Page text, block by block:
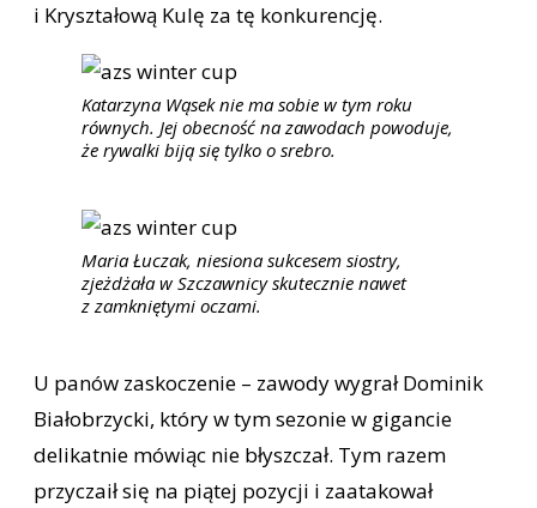
i Kryształową Kulę za tę konkurencję.
Katarzyna Wąsek nie ma sobie w tym roku
równych. Jej obecność na zawodach powoduje,
że rywalki biją się tylko o srebro.
Maria Łuczak, niesiona sukcesem siostry,
zjeżdżała w Szczawnicy skutecznie nawet
z zamkniętymi oczami.
U panów zaskoczenie – zawody wygrał Dominik
Białobrzycki, który w tym sezonie w gigancie
delikatnie mówiąc nie błyszczał. Tym razem
przyczaił się na piątej pozycji i zaatakował